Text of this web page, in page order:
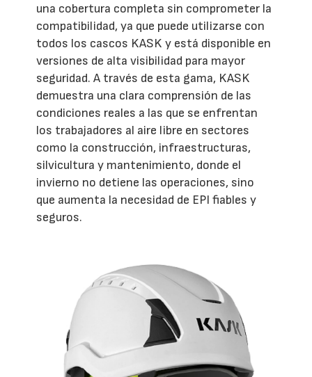
una cobertura completa sin comprometer la
compatibilidad, ya que puede utilizarse con
todos los cascos KASK y está disponible en
versiones de alta visibilidad para mayor
seguridad. A través de esta gama, KASK
demuestra una clara comprensión de las
condiciones reales a las que se enfrentan
los trabajadores al aire libre en sectores
como la construcción, infraestructuras,
silvicultura y mantenimiento, donde el
invierno no detiene las operaciones, sino
que aumenta la necesidad de EPI fiables y
seguros.